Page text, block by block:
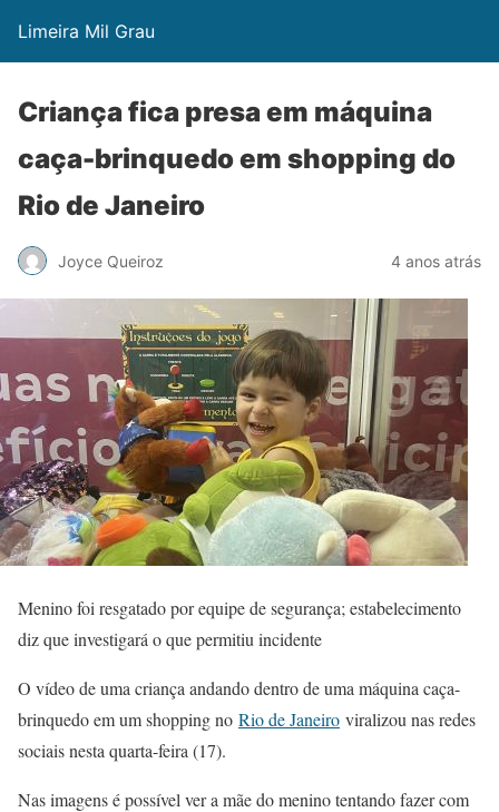
Limeira Mil Grau
Criança fica presa em máquina
caça-brinquedo em shopping do
Rio de Janeiro
Joyce Queiroz 4 anos atrás
Menino foi resgatado por equipe de segurança; estabelecimento
diz que investigará o que permitiu incidente
O vídeo de uma criança andando dentro de uma máquina caça-
brinquedo em um shopping no Rio de Janeiro viralizou nas redes
sociais nesta quarta-feira (17).
Nas imagens é possível ver a mãe do menino tentando fazer com